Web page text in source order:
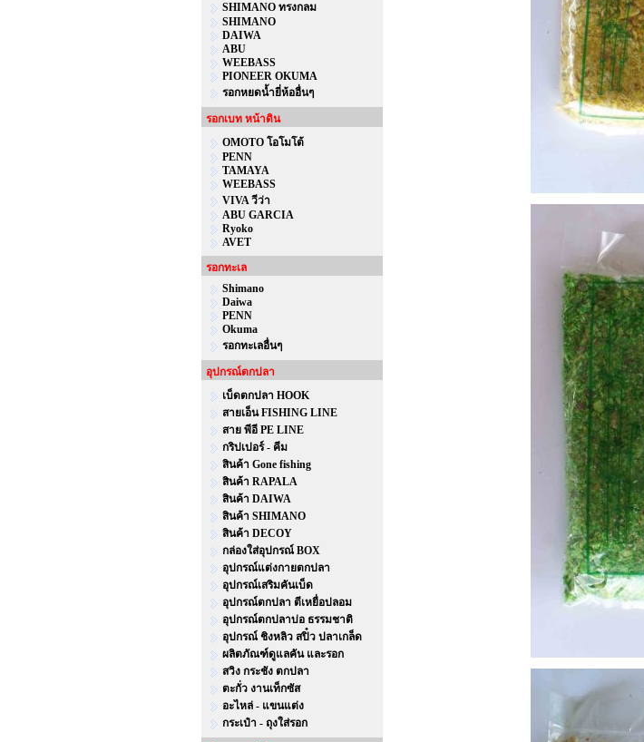
SHIMANO ทรงกลม
SHIMANO
DAIWA
ABU
WEEBASS
PIONEER OKUMA
รอกหยดน้ำยี่ห้ออื่นๆ
รอกเบท หน้าดิน
OMOTO โอโมโต้
PENN
TAMAYA
WEEBASS
VIVA วีว่า
ABU GARCIA
Ryoko
AVET
รอกทะเล
Shimano
Daiwa
PENN
Okuma
รอกทะเลอื่นๆ
อุปกรณ์ตกปลา
เบ็ดตกปลา HOOK
สายเอ็น FISHING LINE
สาย พีอี PE LINE
กริปเปอร์ - คีม
สินค้า Gone fishing
สินค้า RAPALA
สินค้า DAIWA
สินค้า SHIMANO
สินค้า DECOY
กล่องใส่อุปกรณ์ BOX
อุปกรณ์แต่งกายตกปลา
อุปกรณ์เสริมคันเบ็ด
อุปกรณ์ตกปลา ตีเหยื่อปลอม
อุปกรณ์ตกปลาบ่อ ธรรมชาติ
อุปกรณ์ ชิงหลิว สปิ๋ว ปลาเกล็ด
ผลิตภัณฑ์ดูแลคัน และรอก
สวิง กระชัง ตกปลา
ตะกั่ว งานเท็กซัส
อะไหล่ - แขนแต่ง
กระเป๋า - ถุงใส่รอก